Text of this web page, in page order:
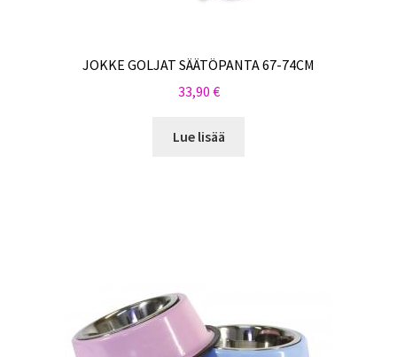
JOKKE GOLJAT SÄÄTÖPANTA 67-74CM
33,90 €
Lue lisää